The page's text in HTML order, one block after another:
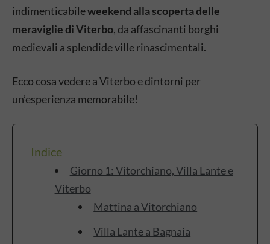
indimenticabileweekend alla scoperta delle
meraviglie di Viterbo, da affascinanti borghi
medievali a splendide ville rinascimentali.
Ecco cosa vedere a Viterbo e dintorni per
un’esperienza memorabile!
Indice
Giorno 1: Vitorchiano, Villa Lante e
Viterbo
Mattina a Vitorchiano
Villa Lante a Bagnaia